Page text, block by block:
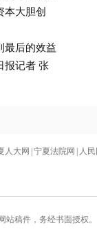
大胆创
后的效益
报记者 张
人大网 宁夏法院网 人
稿件，务经书面授权。